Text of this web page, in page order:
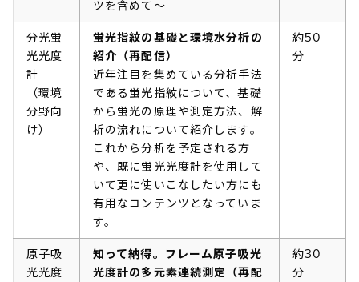
ツを含めて～
分光蛍
光光度
計
（環境
分野向
け）
蛍光指紋の基礎と環境水分析の
紹介（再配信）
近年注目を集めている分析手法
である蛍光指紋について、基礎
から蛍光の原理や測定方法、解
析の流れについて紹介します。
これから分析を予定される方
や、既に蛍光光度計を使用して
いて更に使いこなしたい方にも
有用なコンテンツとなっていま
す。
約50
分
原子吸
光光度
知って納得。フレーム原子吸光
光度計の多元素連続測定（再配
約30
分